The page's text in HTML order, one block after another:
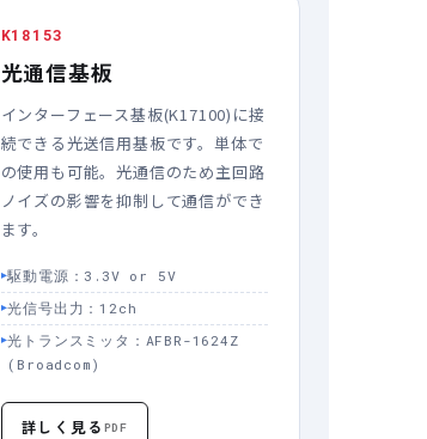
K18153
光通信基板
インターフェース基板(K17100)に接
続できる光送信用基板です。単体で
の使用も可能。光通信のため主回路
ノイズの影響を抑制して通信ができ
ます。
駆動電源：3.3V or 5V
光信号出力：12ch
光トランスミッタ：AFBR-1624Z
(Broadcom)
詳しく見る PDF